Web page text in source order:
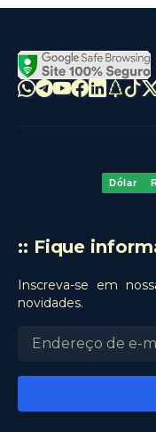
Dólar
:: Fique
Inscreva-se em
novidades.